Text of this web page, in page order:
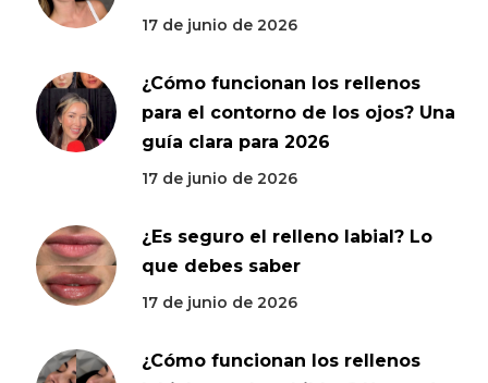
17 de junio de 2026
¿Cómo funcionan los rellenos
para el contorno de los ojos? Una
guía clara para 2026
17 de junio de 2026
¿Es seguro el relleno labial? Lo
que debes saber
17 de junio de 2026
¿Cómo funcionan los rellenos